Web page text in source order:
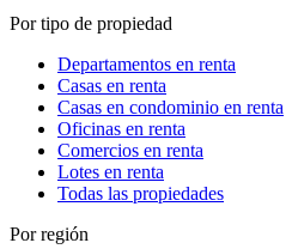
Por tipo de propiedad
Departamentos en renta
Casas en renta
Casas en condominio en renta
Oficinas en renta
Comercios en renta
Lotes en renta
Todas las propiedades
Por región